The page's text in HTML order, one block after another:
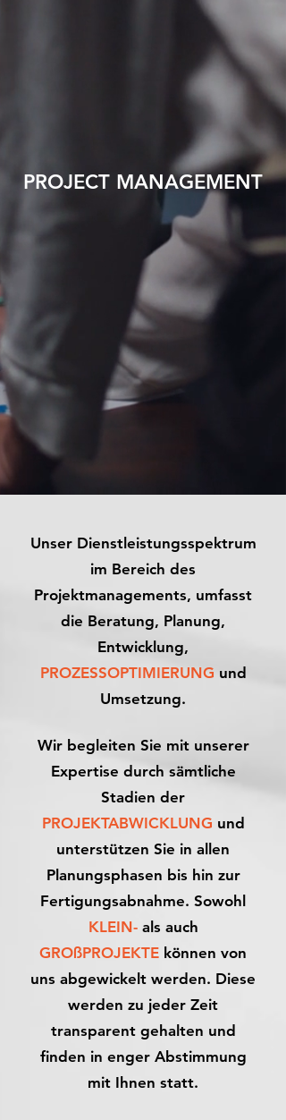
PROJECT MANAGEMENT
Unser Dienstleistungsspektrum
im Bereich des
Projektmanagements, umfasst
die Beratung, Planung,
Entwicklung,
PROZESSOPTIMIERUNG und
Umsetzung.
Wir begleiten Sie mit unserer
Expertise durch sämtliche
Stadien der
PROJEKTABWICKLUNG und
unterstützen Sie in allen
Planungsphasen bis hin zur
Fertigungsabnahme. Sowohl
KLEIN- als auch
GROßPROJEKTE können von
uns abgewickelt werden. Diese
werden zu jeder Zeit
transparent gehalten und
finden in enger Abstimmung
mit Ihnen statt.